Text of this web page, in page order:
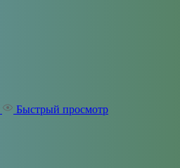
Быстрый просмотр